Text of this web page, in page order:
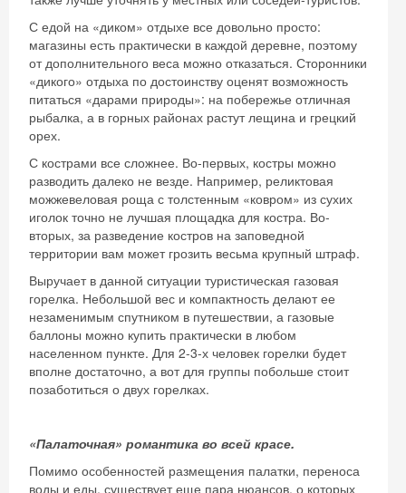
С едой на «диком» отдыхе все довольно просто:
магазины есть практически в каждой деревне, поэтому
от дополнительного веса можно отказаться. Сторонники
«дикого» отдыха по достоинству оценят возможность
питаться «дарами природы»: на побережье отличная
рыбалка, а в горных районах растут лещина и грецкий
орех.
С кострами все сложнее. Во-первых, костры можно
разводить далеко не везде. Например, реликтовая
можжевеловая роща с толстенным «ковром» из сухих
иголок точно не лучшая площадка для костра. Во-
вторых, за разведение костров на заповедной
территории вам может грозить весьма крупный штраф.
Выручает в данной ситуации туристическая газовая
горелка. Небольшой вес и компактность делают ее
незаменимым спутником в путешествии, а газовые
баллоны можно купить практически в любом
населенном пункте. Для 2-3-х человек горелки будет
вполне достаточно, а вот для группы побольше стоит
позаботиться о двух горелках.
«Палаточная» романтика во всей красе.
Помимо особенностей размещения палатки, переноса
воды и еды, существует еще пара нюансов, о которых
Скидка −5%
промокод на первое бронирование!